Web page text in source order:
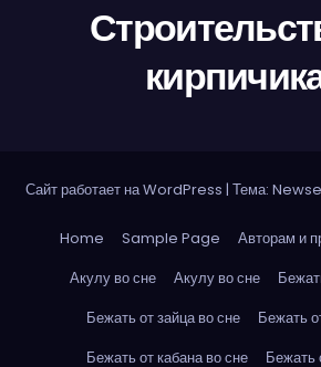
Сайт работает на WordPress | Тема:
Home Sample Page
Авторам и
Акулу во сне
Акулу во сне
Бежать от зайца во сне
Бежать
Бежать от кабана во сне
Бежать